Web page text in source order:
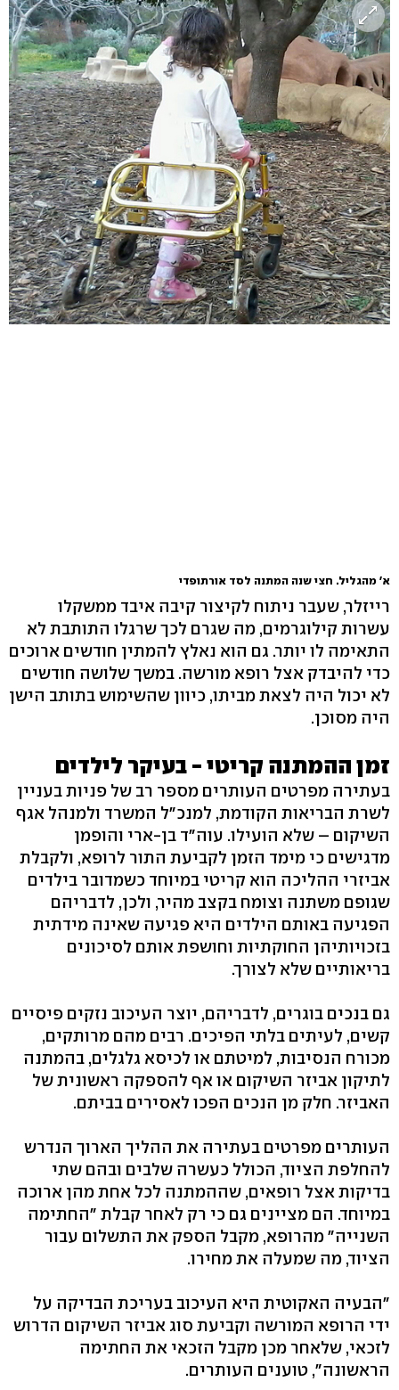
א' מהגליל. חצי שנה המתנה לסד אורתופדי
רייזלר, שעבר ניתוח לקיצור קיבה איבד ממשקלו
עשרות קילוגרמים, מה שגרם לכך שרגלו התותבת לא
התאימה לו יותר. גם הוא נאלץ להמתין חודשים ארוכים
כדי להיבדק אצל רופא מורשה. במשך שלושה חודשים
לא יכול היה לצאת מביתו, כיוון שהשימוש בתותב הישן
היה מסוכן.
זמן ההמתנה קריטי - בעיקר לילדים
בעתירה מפרטים העותרים מספר רב של פניות בעניין
לשרת הבריאות הקודמת, למנכ"ל המשרד ולמנהל אגף
השיקום – שלא הועילו. עוה"ד בן-ארי והופמן
מדגישים כי מימד הזמן לקביעת התור לרופא, ולקבלת
אביזרי ההליכה הוא קריטי במיוחד כשמדובר בילדים
שגופם משתנה וצומח בקצב מהיר, ולכן, לדבריהם
הפגיעה באותם הילדים היא פגיעה שאינה מידתית
בזכויותיהן החוקתיות וחושפת אותם לסיכונים
בריאותיים שלא לצורך.
גם בנכים בוגרים, לדבריהם, יוצר העיכוב נזקים פיסיים
קשים, לעיתים בלתי הפיכים. רבים מהם מרותקים,
מכורח הנסיבות, למיטתם או לכיסא גלגלים, בהמתנה
לתיקון אביזר השיקום או אף להספקה ראשונית של
האביזר. חלק מן הנכים הפכו לאסירים בביתם.
העותרים מפרטים בעתירה את ההליך הארוך הנדרש
להחלפת הציוד, הכולל כעשרה שלבים ובהם שתי
בדיקות אצל רופאים, שההמתנה לכל אחת מהן ארוכה
במיוחד. הם מציינים גם כי רק לאחר קבלת "החתימה
השנייה" מהרופא, מקבל הספק את התשלום עבור
הציוד, מה שמעלה את מחירו.
"הבעיה האקוטית היא העיכוב בעריכת הבדיקה על
ידי הרופא המורשה וקביעת סוג אביזר השיקום הדרוש
לזכאי, שלאחר מכן מקבל הזכאי את החתימה
הראשונה", טוענים העותרים.